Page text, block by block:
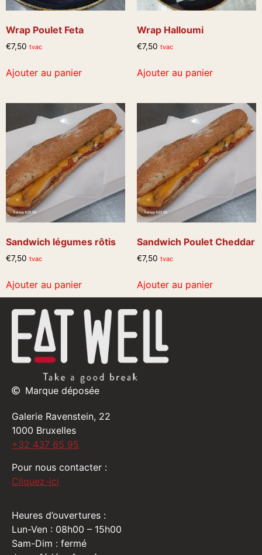
Wrap Poulet Feta
€7,50 tvac
Ajouter au panier
Wrap Halloumi
€7,50 tvac
Ajouter au panier
Sandwich légumes rôtis
€7,50 tvac
Ajouter au panier
Sandwich Poulet Cheddar
€7,50 tvac
Ajouter au panier
Marque déposée
Galerie Ravenstein, 22
1000 Bruxelles
+32 437 65 95
Pour nous contacter :
Cliquez-ici
Heures d’ouvertures :
Lun-Ven : 08h00 – 15h00
Sam-Dim : fermé